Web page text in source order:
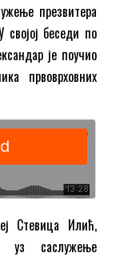
презвитера
беседи по
је поучио
првоврховних
Стевица Илић,
уз саслужење